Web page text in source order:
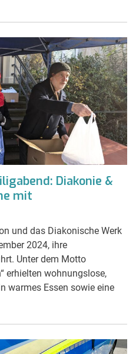
Diakonie &
mit
und das Diakonische Werk
2024, ihre
Unter dem Motto
erhielten wohnungslose,
warmes Essen sowie eine